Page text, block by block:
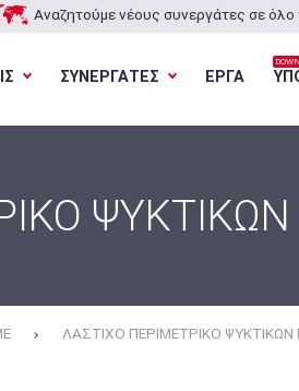
Αναζητούμε νέους συνεργάτες σε όλο
ΣΥΝΕΡΓΑΤΕΣ ΕΡΓΑ
ΛΑΣΤΙΧΟ ΠΕΡΙΜΕΤΡΙΚΟ